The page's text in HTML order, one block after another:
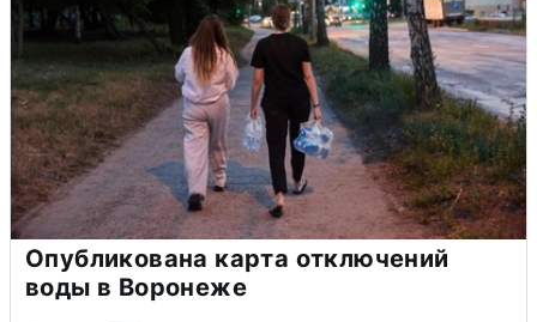
Опубликована карта отключений
воды в Воронеже